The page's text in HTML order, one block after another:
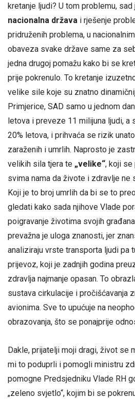
kretanje ljudi? U tom problemu,
nacionalna država i rješenje
pridruženih problema, u
obaveza svake države same za
jedna drugoj pomažu kako bi se
prije pokrenulo. To kretanje
velike sile koje su znatno
Primjerice, SAD samo u jednom
letova i preveze 11 milijuna ljudi, a
20% letova, i prihvaća se rizik
zaraženih i umrlih. Naprosto je
velikih sila tjera te „velike“, koji se
svima nama da živote i zdravlje ne
Koji je to broj umrlih da bi se to
gledati kako sada njihove Vlade
poigravanje životima svojih
prevažna je uloga znanosti, jer
analiziraju vrste transporta ljudi pa
prijevoz, koji je zadnjih godina
zdravlja najmanje opasan. To
sustava cirkulacije i pročišćavanja
avionima. Sve to upućuje na
obrazovanja, što se ponajprije
Dakle, prijatelji moji dragi, život se
mi to poduprli i pomogli ministru
pomogne Predsjedniku Vlade RH
„zeleno svjetlo“, kojim bi se